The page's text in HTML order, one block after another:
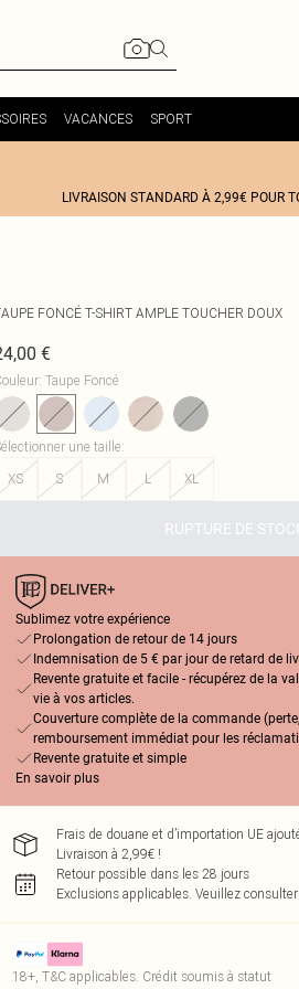
VACANCES SPORT
LIVRAISON STANDARD À 2,99€ POUR
FONCÉ T-SHIRT AMPLE TOUCHER DOUX
€
: Taupe Foncé
une taille:
XS
S M L XL
RUPTURE DE
Sublimez votre expérience
Prolongation de retour de 14 jours
Indemnisation de 5 € par jour de retard de
Revente gratuite et facile - récupérez de la
vie à vos articles.
Couverture complète de la commande
remboursement immédiat pour les
Revente gratuite et simple
En savoir plus
Frais de douane et d’importation UE
Livraison à 2,99€ !
Retour possible dans les 28 jours
Exclusions applicables. Veuillez
18+, T&C applicables. Crédit soumis à statut